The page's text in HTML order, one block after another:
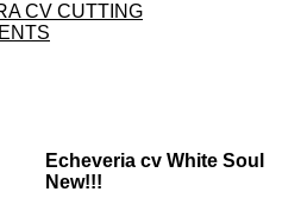
CV CUTTING
Echeveria cv White Soul
New!!!